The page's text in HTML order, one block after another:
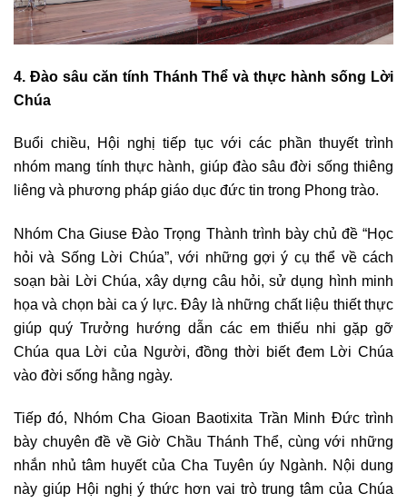
4. Đào sâu căn tính Thánh Thể và thực hành sống Lời
Chúa
Buổi chiều, Hội nghị tiếp tục với các phần thuyết trình
nhóm mang tính thực hành, giúp đào sâu đời sống thiêng
liêng và phương pháp giáo dục đức tin trong Phong trào.
Nhóm Cha Giuse Đào Trọng Thành trình bày chủ đề “Học
hỏi và Sống Lời Chúa”, với những gợi ý cụ thể về cách
soạn bài Lời Chúa, xây dựng câu hỏi, sử dụng hình minh
họa và chọn bài ca ý lực. Đây là những chất liệu thiết thực
giúp quý Trưởng hướng dẫn các em thiếu nhi gặp gỡ
Chúa qua Lời của Người, đồng thời biết đem Lời Chúa
vào đời sống hằng ngày.
Tiếp đó, Nhóm Cha Gioan Baotixita Trần Minh Đức trình
bày chuyên đề về Giờ Chầu Thánh Thể, cùng với những
nhắn nhủ tâm huyết của Cha Tuyên úy Ngành. Nội dung
này giúp Hội nghị ý thức hơn vai trò trung tâm của Chúa